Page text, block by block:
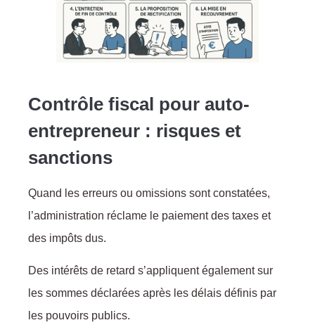
Contrôle fiscal pour auto-
entrepreneur : risques et
sanctions
Quand les erreurs ou omissions sont constatées,
l’administration réclame le paiement des taxes et
des impôts dus.
Des intérêts de retard s’appliquent également sur
les sommes déclarées après les délais définis par
les pouvoirs publics.